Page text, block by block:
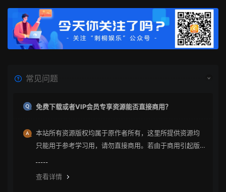
常见问题
免费下载或者VIP会员专享资源能否直接商用？
本站所有资源版权均属于原作者所有，这里所提供资源均
只能用于参考学习用，请勿直接商用。若由于商用引起版
查看详情